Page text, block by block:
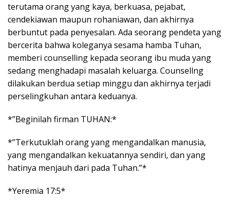
terutama orang yang kaya, berkuasa, pejabat,
cendekiawan maupun rohaniawan, dan akhirnya
berbuntut pada penyesalan. Ada seorang pendeta yang
bercerita bahwa koleganya sesama hamba Tuhan,
memberi counselling kepada seorang ibu muda yang
sedang menghadapi masalah keluarga. Counsellng
dilakukan berdua setiap minggu dan akhirnya terjadi
perselingkuhan antara keduanya.
*”Beginilah firman TUHAN:*
*”Terkutuklah orang yang mengandalkan manusia,
yang mengandalkan kekuatannya sendiri, dan yang
hatinya menjauh dari pada Tuhan.”*
*Yeremia 17:5*